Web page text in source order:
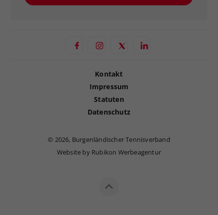
Kontakt
Impressum
Statuten
Datenschutz
© 2026, Burgenländischer Tennisverband
Website by Rubikon Werbeagentur